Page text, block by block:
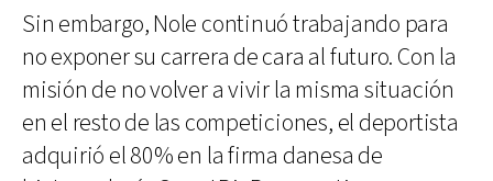
Sin embargo, Nole continuó trabajando para
no exponer su carrera de cara al futuro. Con la
misión de no volver a vivir la misma situación
en el resto de las competiciones, el deportista
adquirió el 80% en la firma danesa de